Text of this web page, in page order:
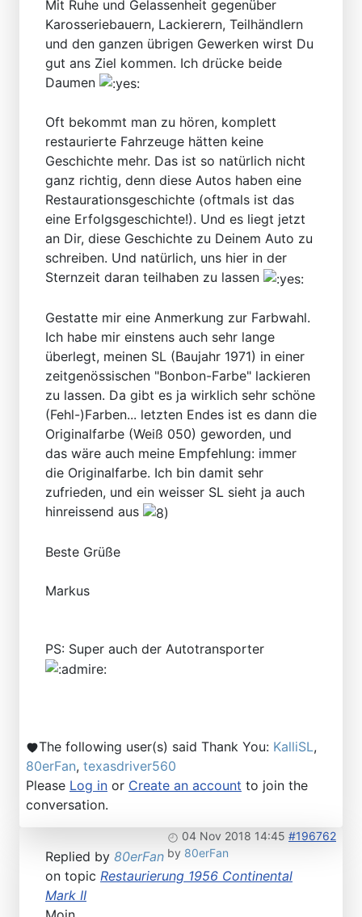
Mit Ruhe und Gelassenheit gegenüber
Karosseriebauern, Lackierern, Teilhändlern
und den ganzen übrigen Gewerken wirst Du
gut ans Ziel kommen. Ich drücke beide
Daumen
Oft bekommt man zu hören, komplett
restaurierte Fahrzeuge hätten keine
Geschichte mehr. Das ist so natürlich nicht
ganz richtig, denn diese Autos haben eine
Restaurationsgeschichte (oftmals ist das
eine Erfolgsgeschichte!). Und es liegt jetzt
an Dir, diese Geschichte zu Deinem Auto zu
schreiben. Und natürlich, uns hier in der
Sternzeit daran teilhaben zu lassen
Gestatte mir eine Anmerkung zur Farbwahl.
Ich habe mir einstens auch sehr lange
überlegt, meinen SL (Baujahr 1971) in einer
zeitgenössischen "Bonbon-Farbe" lackieren
zu lassen. Da gibt es ja wirklich sehr schöne
(Fehl-)Farben... letzten Endes ist es dann die
Originalfarbe (Weiß 050) geworden, und
das wäre auch meine Empfehlung: immer
die Originalfarbe. Ich bin damit sehr
zufrieden, und ein weisser SL sieht ja auch
hinreissend aus
Beste Grüße
Markus
PS: Super auch der Autotransporter
The following user(s) said Thank You: KalliSL,
80erFan, texasdriver560
Please Log in or Create an account to join the
conversation.
04 Nov 2018 14:45 #196762
by 80erFan
Replied by 80erFan
on topic Restaurierung 1956 Continental
Mark II